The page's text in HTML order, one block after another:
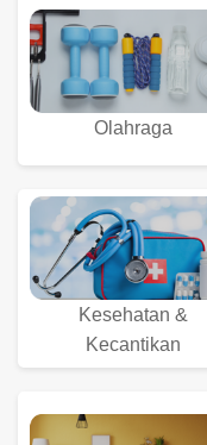
Olahraga
Kesehatan &
Kecantikan